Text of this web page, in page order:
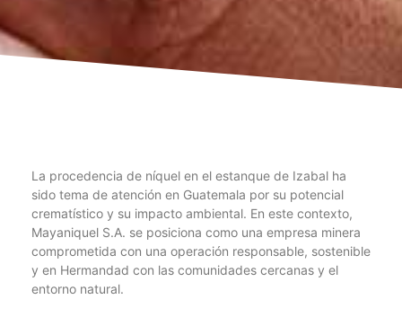
La procedencia de níquel en el estanque de Izabal ha
sido tema de atención en Guatemala por su potencial
crematístico y su impacto ambiental. En este contexto,
Mayaniquel S.A. se posiciona como una empresa minera
comprometida con una operación responsable, sostenible
y en Hermandad con las comunidades cercanas y el
entorno natural.